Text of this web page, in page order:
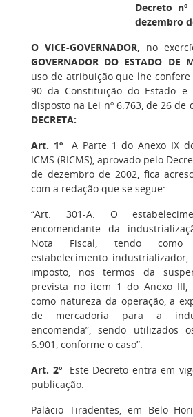
Decreto
dezembro
O VICE-GOVERNADOR, no
GOVERNADOR DO ESTADO DE
uso de atribuição que lhe
90 da Constituição do Estado
disposto na Lei nº 6.763, de 26 de
DECRETA:
Art. 1ºA Parte 1 do Anexo IX
ICMS (RICMS), aprovado pelo
de dezembro de 2002, fica
com a redação que se segue:
“Art. 301-A. O
encomendante da
Nota Fiscal, tendo como
estabelecimento
imposto, nos termos da
prevista no item 1 do Anexo III,
como natureza da operação, a
de mercadoria para a
encomenda”, sendo utilizados
6.901, conforme o caso”.
Art. 2ºEste Decreto entra em
publicação.
Palácio Tiradentes, em Belo